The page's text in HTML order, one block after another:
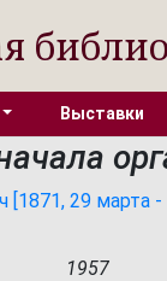
Выставки
29 марта -
1957